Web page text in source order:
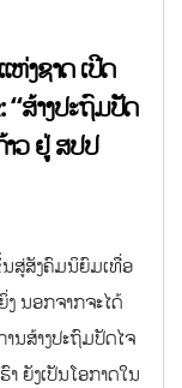
ຫ່ງຊາດ ເປີດ
“ສ້າງປະຖົມປັດ
ວ ຢູ່ ສປປ
ນສູ່ສັງຄົມນິຍົມເທື່ອ
ນອກຈາກຈະໄດ້
ນສ້າງປະຖົມປັດໄຈ
ຍັງເປັນໂອກາດໃນ